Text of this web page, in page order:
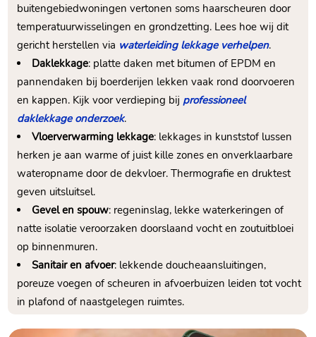
buitengebiedwoningen vertonen soms haarscheuren door
temperatuurwisselingen en grondzetting.​ Lees hoe wij dit
gericht herstellen via waterleiding lekkage verhelpen.​
Daklekkage: platte daken met bitumen of EPDM en
pannendaken bij boerderijen lekken vaak rond doorvoeren
en kappen.​ Kijk voor verdieping bij professioneel
daklekkage onderzoek.​
Vloerverwarming lekkage: lekkages in kunststof lussen
herken je aan warme of juist kille zones en onverklaarbare
wateropname door de dekvloer.​ Thermografie en druktest
geven uitsluitsel.​
Gevel en spouw: regeninslag, lekke waterkeringen of
natte isolatie veroorzaken doorslaand vocht en zoutuitbloei
op binnenmuren.​
Sanitair en afvoer: lekkende doucheaansluitingen,
poreuze voegen of scheuren in afvoerbuizen leiden tot vocht
in plafond of naastgelegen ruimtes.​